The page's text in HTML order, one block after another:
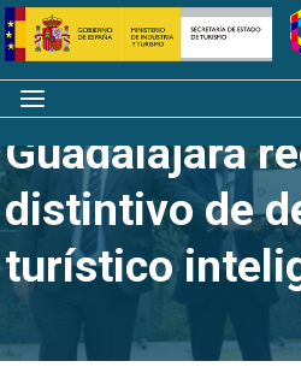
Saltar
al
contenido
Inicio
Menú
Guadalajara
distintivo de
turístico